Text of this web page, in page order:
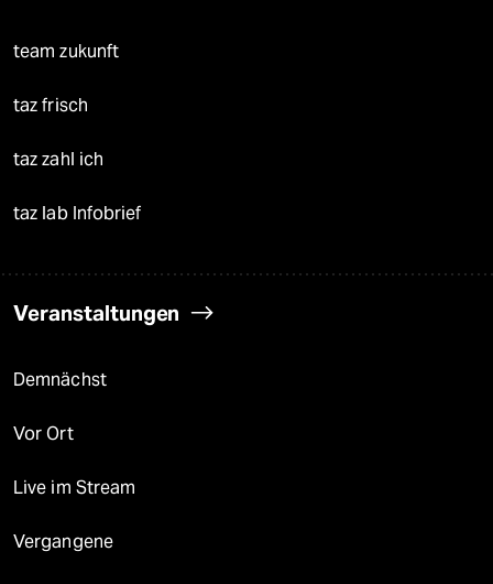
team zukunft
taz frisch
taz zahl ich
taz lab Infobrief
Veranstaltungen
Demnächst
Vor Ort
Live im Stream
Vergangene